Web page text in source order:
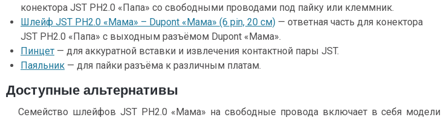
конектора JST PH2.0 «Папа» со свободными проводами под пайку или клеммник.
Шлейф JST PH2.0 «Мама» – Dupont «Мама» (6 pin, 20 см) — ответная часть для конектора
JST PH2.0 «Папа» с выходным разъёмом Dupont «Мама».
Пинцет — для аккуратной вставки и извлечения контактной пары JST.
Паяльник — для пайки разъёма к различным платам.
Доступные альтернативы
Семейство шлейфов JST PH2.0 «Мама» на свободные провода включает в себя модели